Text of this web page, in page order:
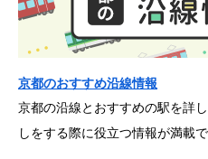
京都のおすすめ沿線情報
京都の沿線とおすすめの駅を詳
しをする際に役立つ情報が満載で